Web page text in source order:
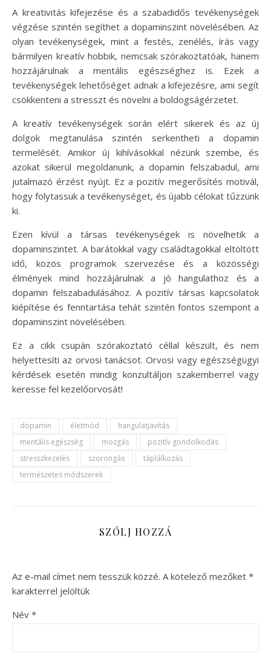
A kreativitás kifejezése és a szabadidős tevékenységek
végzése szintén segíthet a dopaminszint növelésében. Az
olyan tevékenységek, mint a festés, zenélés, írás vagy
bármilyen kreatív hobbik, nemcsak szórakoztatóak, hanem
hozzájárulnak a mentális egészséghez is. Ezek a
tevékenységek lehetőséget adnak a kifejezésre, ami segít
csökkenteni a stresszt és növelni a boldogságérzetet.
A kreatív tevékenységek során elért sikerek és az új
dolgok megtanulása szintén serkentheti a dopamin
termelését. Amikor új kihívásokkal nézünk szembe, és
azokat sikerül megoldanunk, a dopamin felszabadul, ami
jutalmazó érzést nyújt. Ez a pozitív megerősítés motivál,
hogy folytassuk a tevékenységet, és újabb célokat tűzzünk
ki.
Ezen kívül a társas tevékenységek is növelhetik a
dopaminszintet. A barátokkal vagy családtagokkal eltöltött
idő, közös programok szervezése és a közösségi
élmények mind hozzájárulnak a jó hangulathoz és a
dopamin felszabadulásához. A pozitív társas kapcsolatok
kiépítése és fenntartása tehát szintén fontos szempont a
dopaminszint növelésében.
Ez a cikk csupán szórakoztató céllal készült, és nem
helyettesíti az orvosi tanácsot. Orvosi vagy egészségügyi
kérdések esetén mindig konzultáljon szakemberrel vagy
keresse fel kezelőorvosát!
dopamin életmód
hangulatjavítás
mentális egészség
mozgás
pozitív gondolkodás
stresszkezelés
szorongás
táplálkozás
természetes módszerek
SZÓLJ HOZZÁ
Az e-mail címet nem tesszük közzé. A kötelező mezőket *
karakterrel jelöltük
Név *